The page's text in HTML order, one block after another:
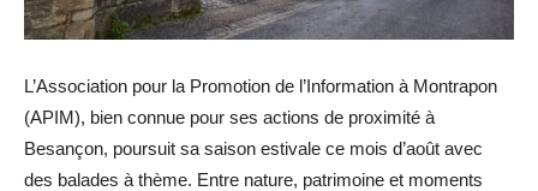
L’Association pour la Promotion de l’Information à Montrapon
(APIM), bien connue pour ses actions de proximité à
Besançon, poursuit sa saison estivale ce mois d’août avec
des balades à thème. Entre nature, patrimoine et moments